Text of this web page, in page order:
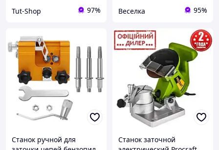
Tut-Shop 97% Веселка 95%
Станок ручной для Станок заточной